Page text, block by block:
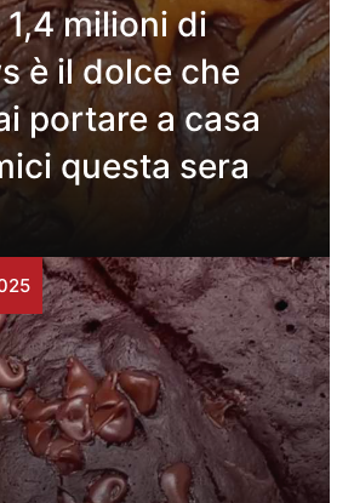
milioni di
è il dolce che
portare a casa
questa sera